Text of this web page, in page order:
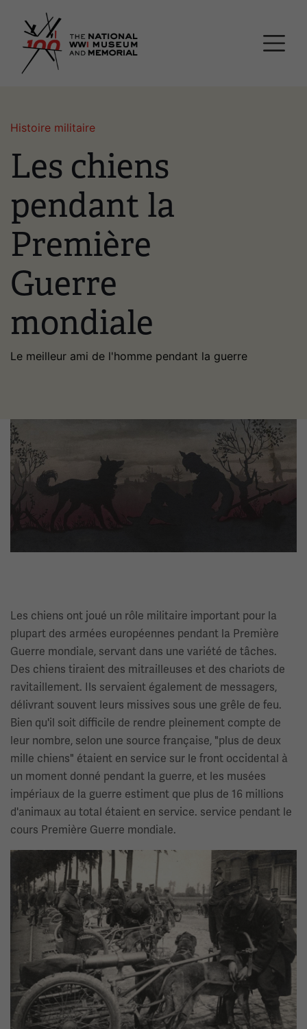
Histoire militaire
Les chiens
pendant la
Première
Guerre
mondiale
Le meilleur ami de l'homme pendant la guerre
Image(s)
Les chiens ont joué un rôle militaire important pour la
plupart des armées européennes pendant la Première
Guerre mondiale, servant dans une variété de tâches.
Des chiens tiraient des mitrailleuses et des chariots de
ravitaillement. Ils servaient également de messagers,
délivrant souvent leurs missives sous une grêle de feu.
Bien qu'il soit difficile de rendre pleinement compte de
leur nombre, selon une source française, "plus de deux
mille chiens" étaient en service sur le front occidental à
un moment donné pendant la guerre, et les musées
impériaux de la guerre estiment que plus de 16 millions
d'animaux au total étaient en service. service pendant le
cours Première Guerre mondiale.